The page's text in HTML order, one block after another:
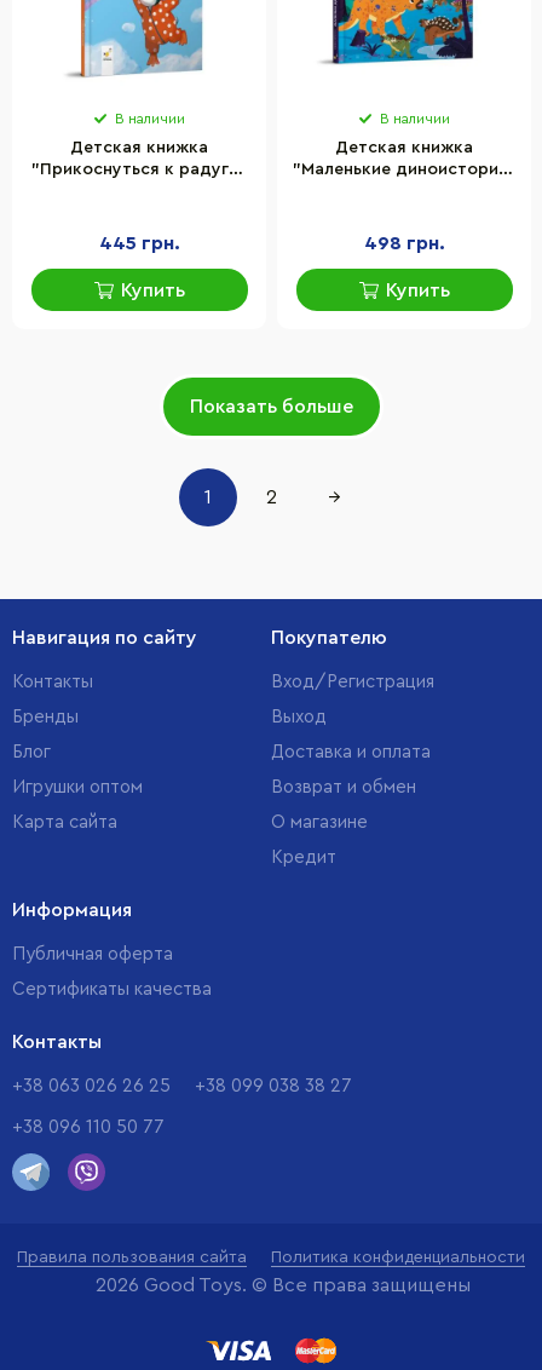
В наличии
Детская книжка
"Прикоснуться к радуге"
445 грн.
Купить
В наличии
Детская книжка
"Маленькие диноистории"
498 грн.
Купить
Показать больше
1 2 →
Навигация по сайту
Контакты
Бренды
Блог
Игрушки оптом
Карта сайта
Покупателю
Вход/Регистрация
Выход
Доставка и оплата
Возврат и обмен
О магазине
Кредит
Информация
Публичная оферта
Сертификаты качества
Контакты
+38 063 026 26 25 +38 099 038 38 27
+38 096 110 50 77
Правила пользования сайта Политика конфиденциальности
2026 Good Toys. © Все права защищены